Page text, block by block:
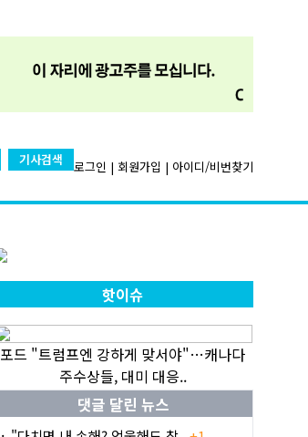
기사검색 로그인 | 회원가입 | 아이디/비번찾기
핫이슈
포드 "트럼프엔 강하게 맞서야"…캐나다
주수상들, 대미 대응..
댓글 달린 뉴스